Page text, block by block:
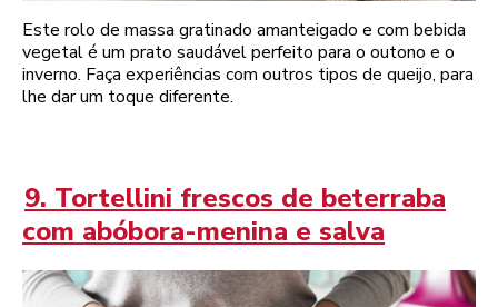
Este rolo de massa gratinado amanteigado e com bebida
vegetal é um prato saudável perfeito para o outono e o
inverno. Faça experiências com outros tipos de queijo, para
lhe dar um toque diferente.
9. Tortellini frescos de beterraba
com abóbora-menina e salva